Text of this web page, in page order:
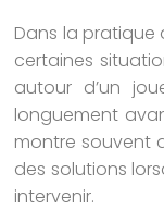
Dans la pratique
certaines
autour d’un
longuement
montre souvent
des solutions
intervenir.